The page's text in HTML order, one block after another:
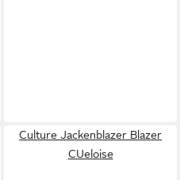
Culture Jackenblazer Blazer
CUeloise